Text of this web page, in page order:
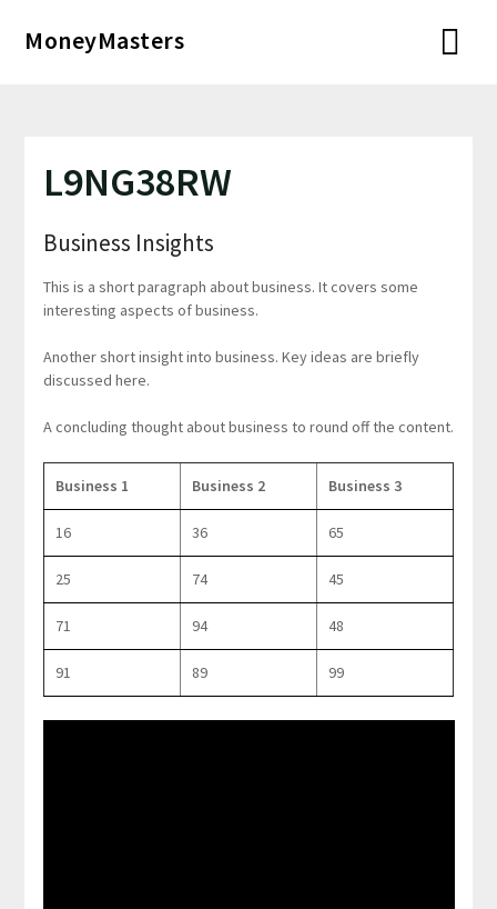
MoneyMasters
L9NG38RW
Business Insights
This is a short paragraph about business. It covers some
interesting aspects of business.
Another short insight into business. Key ideas are briefly
discussed here.
A concluding thought about business to round off the content.
Business 1 Business 2 Business 3
16 36 65
25 74 45
71 94 48
91 89 99